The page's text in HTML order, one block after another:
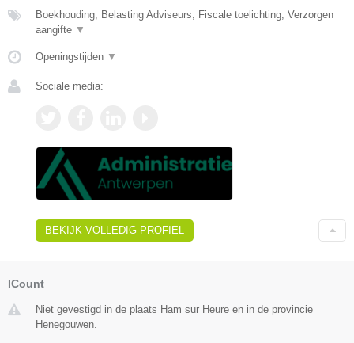
Boekhouding, Belasting Adviseurs, Fiscale toelichting, Verzorgen
aangifte ▼
Openingstijden ▼
Sociale media:
BEKIJK VOLLEDIG PROFIEL
ICount
Niet gevestigd in de plaats Ham sur Heure en in de provincie
Henegouwen.